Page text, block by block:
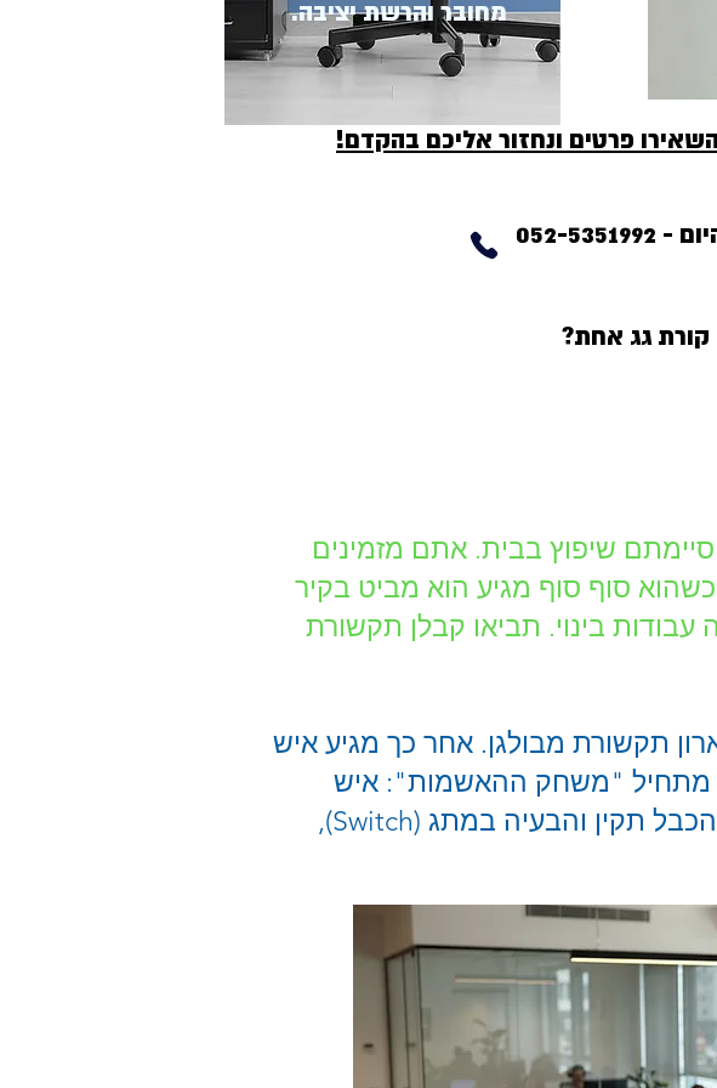
פרטים ונחזור אליכם בהקדם!
גג אחת?​
מחובר והרשת יציבה.
שיפוץ בבית. אתם מזמינים
סוף סוף מגיע הוא מביט בקיר
בינוי. תביאו קבלן תקשורת
תקשורת מבולגן. אחר כך מגיע איש
מתחיל "משחק ההאשמות": איש
המחשבים טוען שההשחלה בקיר פגומה, החשמלאי אומר שהכבל תקין והבעיה במתג (Switch),